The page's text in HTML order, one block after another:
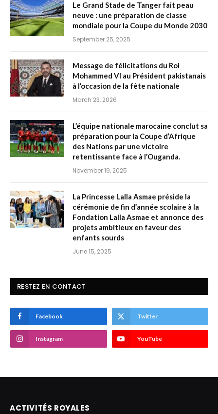
Le Grand Stade de Tanger fait peau
neuve : une préparation de classe
mondiale pour la Coupe du Monde 2030
September 25, 2025
Message de félicitations du Roi
Mohammed VI au Président pakistanais
à l’occasion de la fête nationale
March 23, 2026
L’équipe nationale marocaine conclut sa
préparation pour la Coupe d’Afrique
des Nations par une victoire
retentissante face à l’Ouganda.
November 19, 2025
La Princesse Lalla Asmae préside la
cérémonie de fin d’année scolaire à la
Fondation Lalla Asmae et annonce des
projets ambitieux en faveur des
enfants sourds
June 15, 2025
RESTEZ EN CONTACT
Facebook Twitter
Instagram YouTube
ACTIVITÉS ROYALES